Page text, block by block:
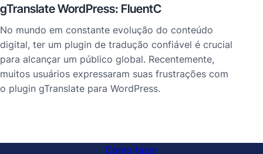
gTranslate WordPress: FluentC
No mundo em constante evolução do conteúdo
digital, ter um plugin de tradução confiável é crucial
para alcançar um público global. Recentemente,
muitos usuários expressaram suas frustrações com
o plugin gTranslate para WordPress.
Como fazer